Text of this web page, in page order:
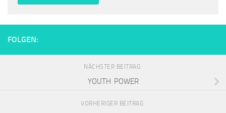
FOLGEN:
NÄCHSTER BEITRAG
YOUTH POWER
VORHERIGER BEITRAG